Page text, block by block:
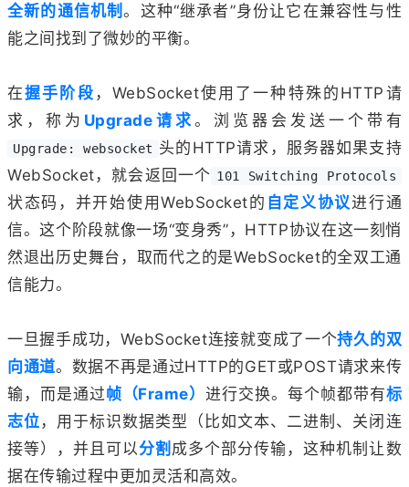
全新的通信机制。这种“继承者”身份让它在兼容性与性
能之间找到了微妙的平衡。
在握手阶段 ，WebSocket使用了一种特殊的HTTP请
求，称为 Upgrade请求 。浏览器会发送一个带有
Upgrade: websocket 头的HTTP请求，服务器如果支持
WebSocket，就会返回一个 101 Switching Protocols
状态码，并开始使用WebSocket的 自定义协议进行通
信。这个阶段就像一场“变身秀”，HTTP协议在这一刻悄
然退出历史舞台，取而代之的是WebSocket的全双工通
信能力。
一旦握手成功，WebSocket连接就变成了一个持久的双
向通道。数据不再是通过HTTP的GET或POST请求来传
输，而是通过帧（Frame）进行交换。每个帧都带有标
志位 ，用于标识数据类型（比如文本、二进制、关闭连
接等），并且可以分割 成多个部分传输，这种机制让数
据在传输过程中更加灵活和高效。